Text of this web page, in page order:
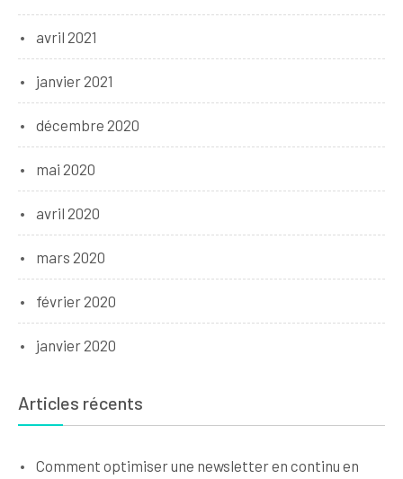
avril 2021
janvier 2021
décembre 2020
mai 2020
avril 2020
mars 2020
février 2020
janvier 2020
Articles récents
Comment optimiser une newsletter en continu en